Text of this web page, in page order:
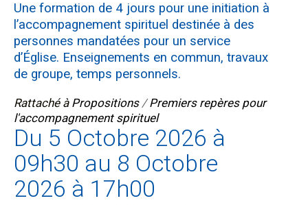
Une formation de 4 jours pour une initiation à
l’accompagnement spirituel destinée à des
personnes mandatées pour un service
d’Église. Enseignements en commun, travaux
de groupe, temps personnels.
Rattaché à Propositions /Premiers repères pour
l'accompagnement spirituel
Du 5 Octobre 2026 à
09h30 au 8 Octobre
2026 à 17h00